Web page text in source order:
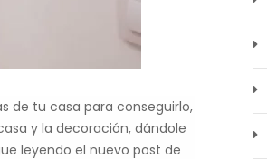
de tu casa para conseguirlo,
y la decoración, dándole
leyendo el nuevo post de